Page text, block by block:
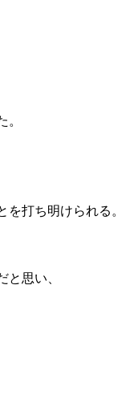
。
打ち明けられる。
と思い、